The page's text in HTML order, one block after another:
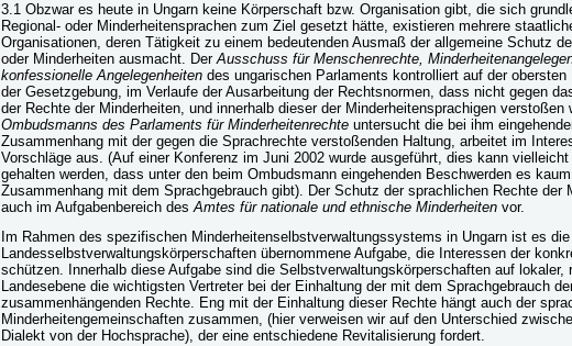
3.1 Obzwar es heute in Ungarn keine Körperschaft bzw. Organisation gibt, die sich
Regional- oder Minderheitensprachen zum Ziel gesetzt hätte, existieren mehrere
Organisationen, deren Tätigkeit zu einem bedeutenden Ausmaß der allgemeine Schutz
oder Minderheiten ausmacht. DerAusschuss für Menschenrechte,
konfessionelle Angelegenheiten des ungarischen Parlaments kontrolliert auf der
der Gesetzgebung, im Verlaufe der Ausarbeitung der Rechtsnormen, dass nicht gegen
der Rechte der Minderheiten, und innerhalb dieser der Minderheitensprachigen verstoßen
Ombudsmanns des Parlaments für Minderheitenrechte untersucht die bei ihm
Zusammenhang mit der gegen die Sprachrechte verstoßenden Haltung, arbeitet im
Vorschläge aus. (Auf einer Konferenz im Juni 2002 wurde ausgeführt, dies kann
gehalten werden, dass unter den beim Ombudsmann eingehenden Beschwerden es
Zusammenhang mit dem Sprachgebrauch gibt). Der Schutz der sprachlichen Rechte der
auch im Aufgabenbereich desAmtes für nationale und ethnische Minderheiten vor.
Im Rahmen des spezifischen Minderheitenselbstverwaltungssystems in Ungarn ist es
Landesselbstverwaltungskörperschaften übernommene Aufgabe, die Interessen der
schützen. Innerhalb diese Aufgabe sind die Selbstverwaltungskörperschaften auf lokaler,
Landesebene die wichtigsten Vertreter bei der Einhaltung der mit dem Sprachgebrauch
zusammenhängenden Rechte. Eng mit der Einhaltung dieser Rechte hängt auch der
Minderheitengemeinschaften zusammen, (hier verweisen wir auf den Unterschied
Dialekt von der Hochsprache), der eine entschiedene Revitalisierung fordert.